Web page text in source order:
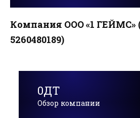
Компания ООО «1
5260480189)
0ДТ
Обзор компании